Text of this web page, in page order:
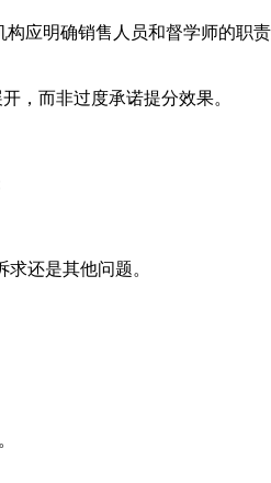
应明确销售人员和督学师的职
，而非过度承诺提分效果。
还是其他问题。